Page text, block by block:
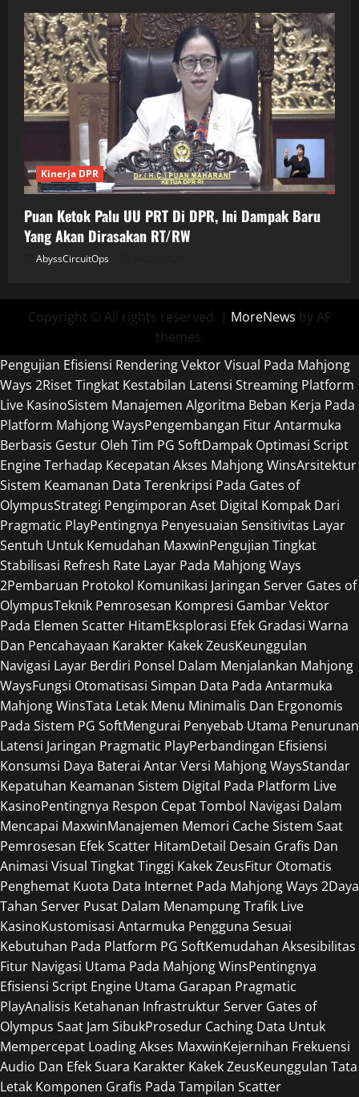
Kinerja DPR
Puan Ketok Palu UU PRT Di DPR, Ini Dampak Baru
Yang Akan Dirasakan RT/RW
AbyssCircuitOps
Copyright © All rights reserved. | MoreNews by AF
themes.
Pengujian Efisiensi Rendering Vektor Visual Pada Mahjong
Ways 2Riset Tingkat Kestabilan Latensi Streaming Platform
Live KasinoSistem Manajemen Algoritma Beban Kerja Pada
Platform Mahjong WaysPengembangan Fitur Antarmuka
Berbasis Gestur Oleh Tim PG SoftDampak Optimasi Script
Engine Terhadap Kecepatan Akses Mahjong WinsArsitektur
Sistem Keamanan Data Terenkripsi Pada Gates of
OlympusStrategi Pengimporan Aset Digital Kompak Dari
Pragmatic PlayPentingnya Penyesuaian Sensitivitas Layar
Sentuh Untuk Kemudahan MaxwinPengujian Tingkat
Stabilisasi Refresh Rate Layar Pada Mahjong Ways
2Pembaruan Protokol Komunikasi Jaringan Server Gates of
OlympusTeknik Pemrosesan Kompresi Gambar Vektor
Pada Elemen Scatter HitamEksplorasi Efek Gradasi Warna
Dan Pencahayaan Karakter Kakek ZeusKeunggulan
Navigasi Layar Berdiri Ponsel Dalam Menjalankan Mahjong
WaysFungsi Otomatisasi Simpan Data Pada Antarmuka
Mahjong WinsTata Letak Menu Minimalis Dan Ergonomis
Pada Sistem PG SoftMengurai Penyebab Utama Penurunan
Latensi Jaringan Pragmatic PlayPerbandingan Efisiensi
Konsumsi Daya Baterai Antar Versi Mahjong WaysStandar
Kepatuhan Keamanan Sistem Digital Pada Platform Live
KasinoPentingnya Respon Cepat Tombol Navigasi Dalam
Mencapai MaxwinManajemen Memori Cache Sistem Saat
Pemrosesan Efek Scatter HitamDetail Desain Grafis Dan
Animasi Visual Tingkat Tinggi Kakek ZeusFitur Otomatis
Penghemat Kuota Data Internet Pada Mahjong Ways 2Daya
Tahan Server Pusat Dalam Menampung Trafik Live
KasinoKustomisasi Antarmuka Pengguna Sesuai
Kebutuhan Pada Platform PG SoftKemudahan Aksesibilitas
Fitur Navigasi Utama Pada Mahjong WinsPentingnya
Efisiensi Script Engine Utama Garapan Pragmatic
PlayAnalisis Ketahanan Infrastruktur Server Gates of
Olympus Saat Jam SibukProsedur Caching Data Untuk
Mempercepat Loading Akses MaxwinKejernihan Frekuensi
Audio Dan Efek Suara Karakter Kakek ZeusKeunggulan Tata
Letak Komponen Grafis Pada Tampilan Scatter